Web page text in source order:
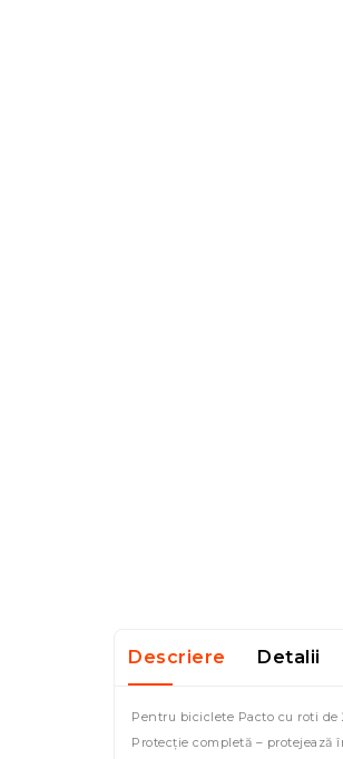
Descriere Detalii
Pentru biciclete Pacto cu roti de
Protecție completă – protejează